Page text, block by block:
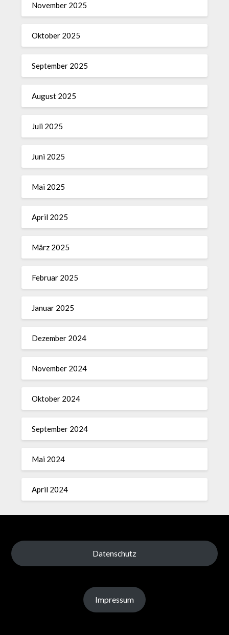
November 2025
Oktober 2025
September 2025
August 2025
Juli 2025
Juni 2025
Mai 2025
April 2025
März 2025
Februar 2025
Januar 2025
Dezember 2024
November 2024
Oktober 2024
September 2024
Mai 2024
April 2024
Datenschutz
Impressum